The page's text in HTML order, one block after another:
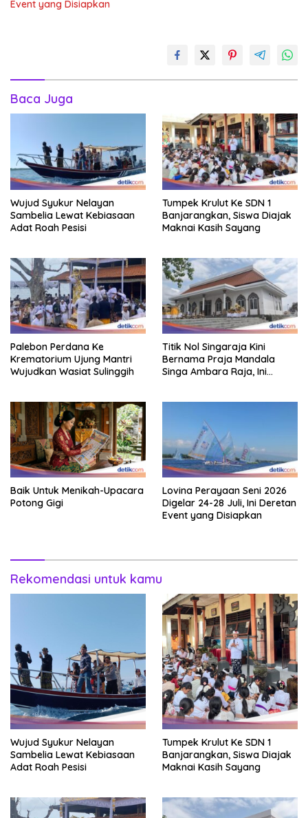
Event yang Disiapkan
Baca Juga
Wujud Syukur Nelayan
Sambelia Lewat Kebiasaan
Adat Roah Pesisi
Tumpek Krulut Ke SDN 1
Banjarangkan, Siswa Diajak
Maknai Kasih Sayang
Palebon Perdana Ke
Krematorium Ujung Mantri
Wujudkan Wasiat Sulinggih
Titik Nol Singaraja Kini
Bernama Praja Mandala
Singa Ambara Raja, Ini
Baik Untuk Menikah-Upacara
Potong Gigi
Lovina Perayaan Seni 2026
Digelar 24-28 Juli, Ini Deretan
Event yang Disiapkan
Rekomendasi untuk kamu
Wujud Syukur Nelayan
Sambelia Lewat Kebiasaan
Adat Roah Pesisi
Tumpek Krulut Ke SDN 1
Banjarangkan, Siswa Diajak
Maknai Kasih Sayang